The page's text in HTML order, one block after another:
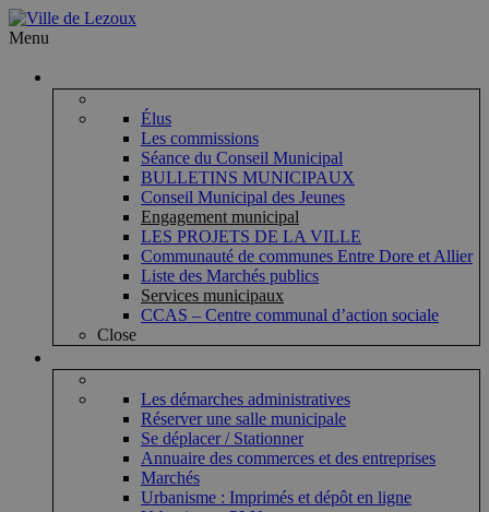
Menu
Élus
Les commissions
Séance du Conseil Municipal
BULLETINS MUNICIPAUX
Conseil Municipal des Jeunes
Engagement municipal
LES PROJETS DE LA VILLE
Communauté de communes Entre Dore et Allier
Liste des Marchés publics
Services municipaux
CCAS – Centre communal d’action sociale
Close
Les démarches administratives
Réserver une salle municipale
Se déplacer / Stationner
Annuaire des commerces et des entreprises
Marchés
Urbanisme : Imprimés et dépôt en ligne